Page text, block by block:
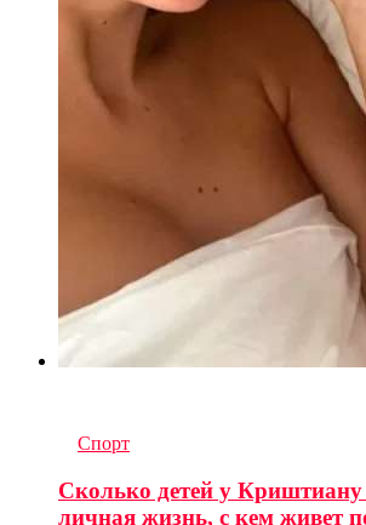
Спорт
Сколько детей у
личная жизнь, с кем живет